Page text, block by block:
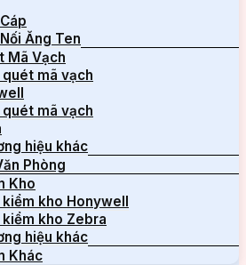
Ăng Ten
Mã Vạch
quét mã vạch
quét mã vạch
hiệu khác
Phòng
Kho
kiểm kho Honywell
kiểm kho Zebra
hiệu khác
Khác